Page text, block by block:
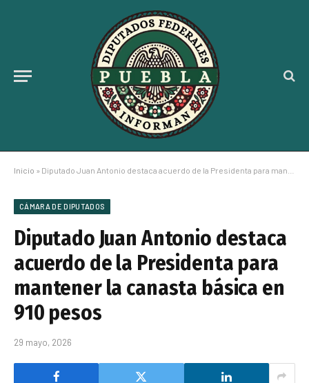
Inicio » Diputado Juan Antonio destaca acuerdo de la Presidenta para mantener la canasta básica en 910 pesos
CÁMARA DE DIPUTADOS
Diputado Juan Antonio destaca
acuerdo de la Presidenta para
mantener la canasta básica en
910 pesos
29 mayo, 2026